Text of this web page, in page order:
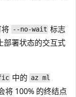
--no-wait 标志
部署状态的交互式
中的 az ml
将 100% 的终结点